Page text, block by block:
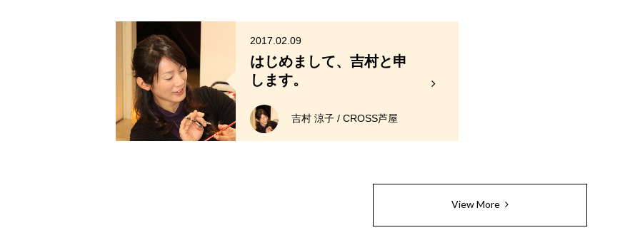
2017.02.09
はじめまして、吉村と申
します。
吉村 涼子 / CROSS芦屋
View More